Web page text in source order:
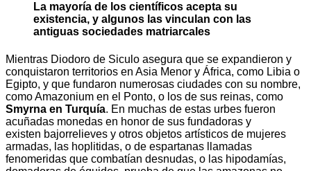
La mayoría de los científicos acepta su
existencia, y algunos las vinculan con las
antiguas sociedades matriarcales
Mientras Diodoro de Siculo asegura que se expandieron y
conquistaron territorios en Asia Menor y África, como Libia o
Egipto, y que fundaron numerosas ciudades con su nombre,
como Amazonium en el Ponto, o los de sus reinas, como
Smyrna en Turquía. En muchas de estas urbes fueron
acuñadas monedas en honor de sus fundadoras y
existen bajorrelieves y otros objetos artísticos de mujeres
armadas, las hoplitidas, o de espartanas llamadas
fenomeridas que combatían desnudas, o las hipodamías,